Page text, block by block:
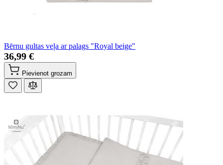
Bērnu gultas veļa ar palags "Royal beige"
36,99 €
Pievienot grozam